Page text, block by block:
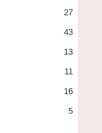
27
43
13
11
16
5